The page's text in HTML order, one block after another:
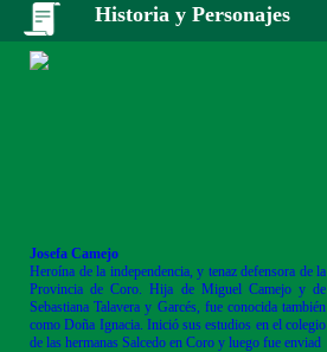
Historia y Personajes
Josefa Camejo
Heroína de la independencia, y tenaz defensora de la
Provincia de Coro. Hija de Miguel Camejo y de
Sebastiana Talavera y Garcés, fue conocida también
como Doña Ignacia. Inició sus estudios en el colegio
de las hermanas Salcedo en Coro y luego fue enviad